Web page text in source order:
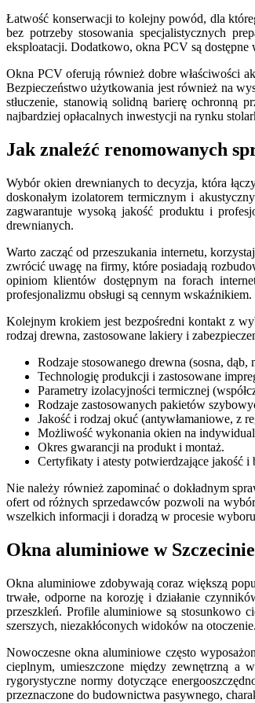
Łatwość konserwacji to kolejny powód, dla
bez potrzeby stosowania specjalistycznych
eksploatacji. Dodatkowo, okna PCV są
Okna PCV oferują również dobre właściwości
Bezpieczeństwo użytkowania jest również na
stłuczenie, stanowią solidną barierę
najbardziej opłacalnych inwestycji na rynku
Jak znaleźć renomowanych
Wybór okien drewnianych to decyzja, która
doskonałym izolatorem termicznym i
zagwarantuje wysoką jakość produktu i
drewnianych.
Warto zacząć od przeszukania internetu,
zwrócić uwagę na firmy, które posiadają
opiniom klientów dostępnym na forach
profesjonalizmu obsługi są cennym wskaźnikiem.
Kolejnym krokiem jest bezpośredni kontakt z
rodzaj drewna, zastosowane lakiery i
Rodzaje stosowanego drewna (sosna, dąb,
Technologię produkcji i zastosowane
Parametry izolacyjności termicznej
Rodzaje zastosowanych pakietów
Jakość i rodzaj okuć (antywłamaniowe, z
Możliwość wykonania okien na
Okres gwarancji na produkt i montaż.
Certyfikaty i atesty potwierdzające jakość i
Nie należy również zapominać o dokładnym
ofert od różnych sprzedawców pozwoli na
wszelkich informacji i doradzą w procesie
Okna aluminiowe w
Okna aluminiowe zdobywają coraz większą
trwałe, odporne na korozję i działanie
przeszkleń. Profile aluminiowe są stosunkowo
szerszych, niezakłóconych widoków na otoczenie.
Nowoczesne okna aluminiowe często
cieplnym, umieszczone między zewnętrzną a
rygorystyczne normy dotyczące
przeznaczone do budownictwa pasywnego,